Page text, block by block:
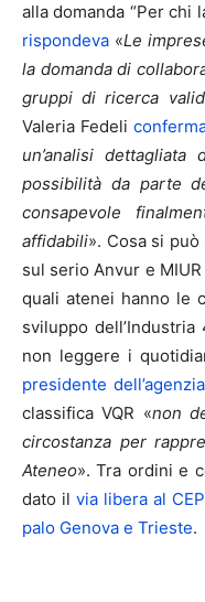
alla domanda “Per chi
rispondeva «Le
la domanda di
gruppi di ricerca
Valeria Fedeli
un’analisi
possibilità da parte
consapevole
affidabili». Cosa si
sul serio Anvur e MIUR
quali atenei hanno le
sviluppo
non leggere i
presidente
classifica VQR «non
circostanza per
Ateneo». Tra ordini e
dato il via libera al
palo Genova e Trieste.